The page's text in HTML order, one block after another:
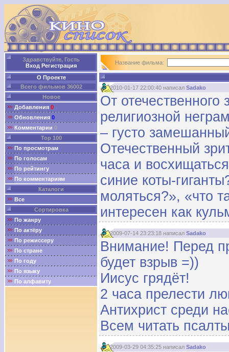
Здравствуйте, Гость
Вход Регистрация
О Проекте
Всего фильмов 36002
Новое
Добавления 0
Обновления 0
Комментарии 0
Top 100
По просмотрам
По голосам
По рейтингу
По комментариям
Каталоги
Все
Сортировка
По жанру
По актёру
По режиссеру
По стране
По году
По языку
По алфавиту
Название фильма:
2010-01-17 22:00:40 написал Sadako
От отечественного
религиозной
– густо
Отечественный
часа и
синие коты-
моляться?», «что
интересен как
2009-07-14 23:23:18 написал Sadako
Внимание! Перед
будет взрыв =))
Иисус грядёт!
2 часа прелести
Антихрист среди
Всем читать
2009-03-29 04:35:25 написал Sadako